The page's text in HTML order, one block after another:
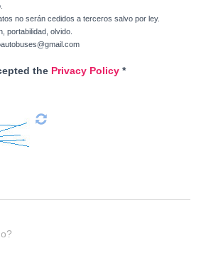
no serán cedidos a terceros salvo por ley.
portabilidad, olvido.
the Privacy Policy *